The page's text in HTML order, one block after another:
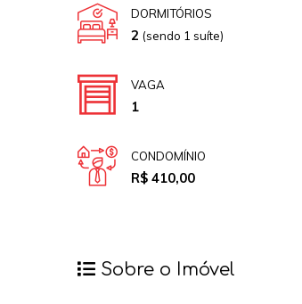
DORMITÓRIOS
2 (sendo 1 suíte)
VAGA
1
CONDOMÍNIO
R$ 410,00
Sobre o Imóvel